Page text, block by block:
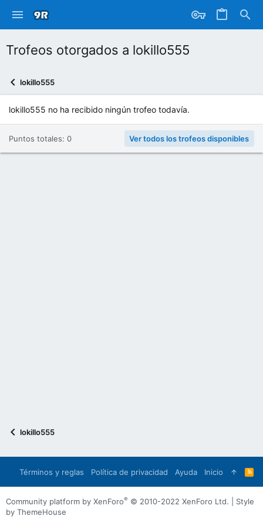
Trofeos otorgados a lokillo555
lokillo555
lokillo555 no ha recibido ningún trofeo todavía.
Puntos totales: 0 Ver todos los trofeos disponibles
lokillo555
Términos y reglas Política de privacidad Ayuda Inicio
R
S
S
Community platform by XenForo® © 2010-2022 XenForo Ltd.
Style
by ThemeHouse